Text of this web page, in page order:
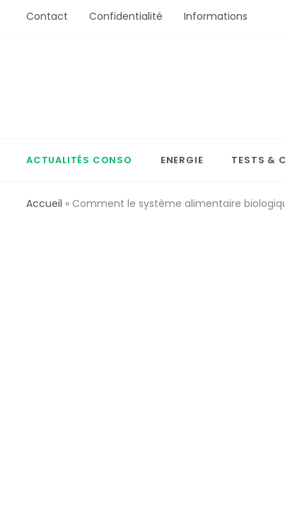
Contact Confidentialité Informations
ACTUALITÉS CONSO ENERGIE TESTS &
Accueil » Comment le système alimentaire